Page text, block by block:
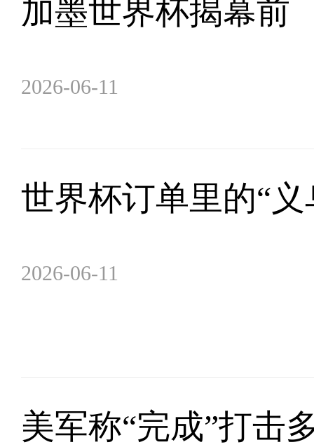
加墨世界杯揭幕前
2026-06-11
世界杯订单里的“义
2026-06-11
美军称“完成”打击